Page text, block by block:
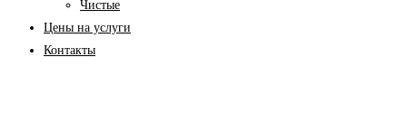
Чистые
Цены на услуги
Контакты